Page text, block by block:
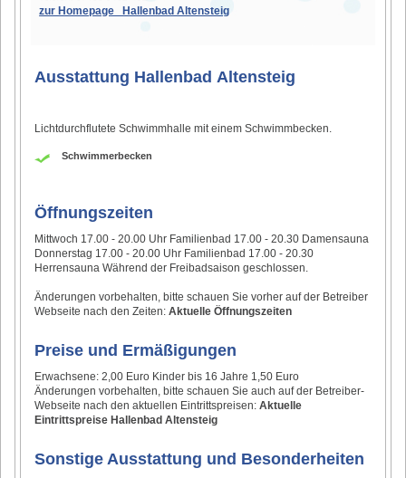
zur Homepage Hallenbad Altensteig
Ausstattung Hallenbad Altensteig
Lichtdurchflutete Schwimmhalle mit einem Schwimmbecken.
Schwimmerbecken
Öffnungszeiten
Mittwoch 17.00 - 20.00 Uhr Familienbad 17.00 - 20.30 Damensauna
Donnerstag 17.00 - 20.00 Uhr Familienbad 17.00 - 20.30
Herrensauna Während der Freibadsaison geschlossen.
Änderungen vorbehalten, bitte schauen Sie vorher auf der Betreiber
Webseite nach den Zeiten:Aktuelle Öffnungszeiten
Preise und Ermäßigungen
Erwachsene: 2,00 Euro Kinder bis 16 Jahre 1,50 Euro
Änderungen vorbehalten, bitte schauen Sie auch auf der Betreiber-
Webseite nach den aktuellen Eintrittspreisen:Aktuelle
Eintrittspreise Hallenbad Altensteig
Sonstige Ausstattung und Besonderheiten